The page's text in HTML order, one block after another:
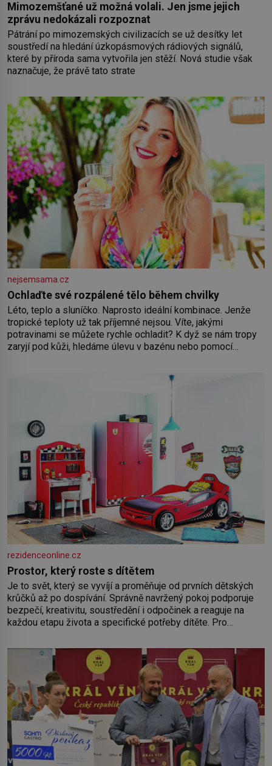
Mimozemšťané už možná volali. Jen jsme jejich
zprávu nedokázali rozpoznat
Pátrání po mimozemských civilizacích se už desítky let
soustředí na hledání úzkopásmových rádiových signálů,
které by příroda sama vytvořila jen stěží. Nová studie však
naznačuje, že právě tato strate
nejsemsama.cz
Ochlaďte své rozpálené tělo během chvilky
Léto, teplo a sluníčko. Naprosto ideální kombinace. Jenže
tropické teploty už tak příjemné nejsou. Víte, jakými
potravinami se můžete rychle ochladit? K dyž se nám tropy
zaryjí pod kůži, hledáme úlevu v bazénu nebo pomocí
rezidenceonline.cz
Prostor, který roste s dítětem
Je to svět, který se vyvíjí a proměňuje od prvních dětských
krůčků až po dospívání. Správně navržený pokoj podporuje
bezpečí, kreativitu, soustředění i odpočinek a reaguje na
každou etapu života a specifické potřeby dítěte. Pro
by pokoj miminka měl působit především klidně a útulně.
Předškolní věk je